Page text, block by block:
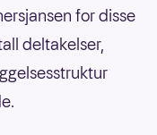
for disse
deltakelser,